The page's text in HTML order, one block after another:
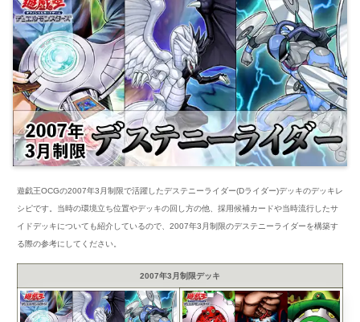
遊戯王OCGの2007年3月制限で活躍したデステニーライダー(Dライダー)デッキのデッキレ
シピです。当時の環境立ち位置やデッキの回し方の他、採用候補カードや当時流行したサ
イドデッキについても紹介しているので、2007年3月制限のデステニーライダーを構築す
る際の参考にしてください。
2007年3月制限デッキ